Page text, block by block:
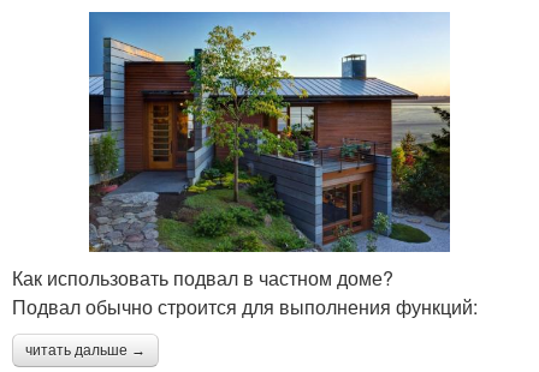
Как использовать подвал в частном доме?
Подвал обычно строится для выполнения функций:
читать дальше →